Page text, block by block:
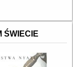
ŚWIECIE